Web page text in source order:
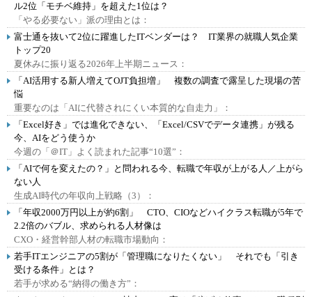
ル2位「モチベ維持」を超えた1位は？
「やる必要ない」派の理由とは：
富士通を抜いて2位に躍進したITベンダーは？ IT業界の就職人気企業
トップ20
夏休みに振り返る2026年上半期ニュース：
「AI活用する新人増えてOJT負担増」 複数の調査で露呈した現場の苦
悩
重要なのは「AIに代替されにくい本質的な自走力」：
「Excel好き」では進化できない、「Excel/CSVでデータ連携」が残る
今、AIをどう使うか
今週の「＠IT」よく読まれた記事“10選”：
「AIで何を変えたの？」と問われる今、転職で年収が上がる人／上がら
ない人
生成AI時代の年収向上戦略（3）：
「年収2000万円以上が約6割」 CTO、CIOなどハイクラス転職が5年で
2.2倍のバブル、求められる人材像は
CXO・経営幹部人材の転職市場動向：
若手ITエンジニアの5割が「管理職になりたくない」 それでも「引き
受ける条件」とは？
若手が求める“納得の働き方”：